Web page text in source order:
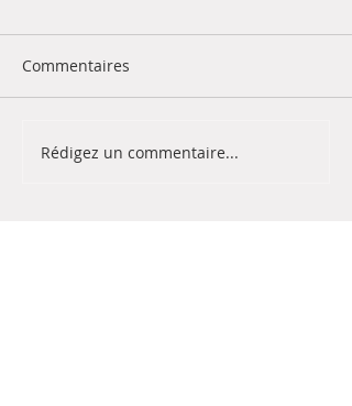
Commentaires
Rédigez un commentaire...